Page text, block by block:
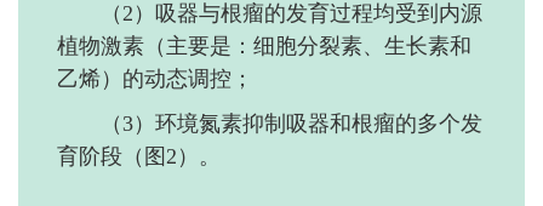
（2）吸器与根瘤的发育过程均受到内源
植物激素（主要是：细胞分裂素、生长素和
乙烯）的动态调控；
（3）环境氮素抑制吸器和根瘤的多个发
育阶段（图2）。